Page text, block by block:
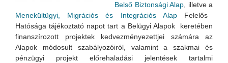
Belső Biztonsági Alap , illetve a
Menekültügyi, Migrációs és Integrációs AlapFelelős
Hatósága tájékoztató napot tart a Belügyi Alapok keretében
finanszírozott projektek kedvezményezettjei számára az
Alapok módosult szabályozóiról, valamint a szakmai és
pénzügyi projekt előrehaladási jelentések tartalmi